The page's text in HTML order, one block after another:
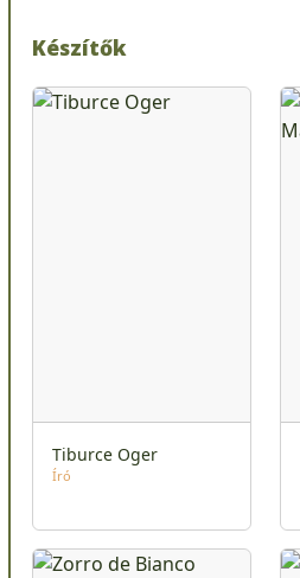
Készítők
Tiburce Oger
Író